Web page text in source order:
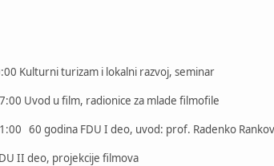
Kulturni turizam i lokalni razvoj, seminar
Uvod u film, radionice za mlade filmofile
60 godina FDU I deo, uvod: prof. Radenko
II deo, projekcije filmova